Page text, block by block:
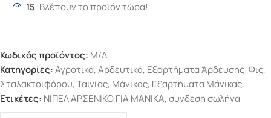
15 Βλέπουν το προϊόν τώρα!
Κωδικός προϊόντος: Μ/Δ
Κατηγορίες:Αγροτικά,Αρδευτικά, Εξαρτήματα Άρδευσης: Φις,
Σταλακτοιφόρου, Ταινίας, Μάνικας, Εξαρτήματα Μάνικας
Ετικέτες: ΝΙΠΕΛ ΑΡΣΕΝΙΚΟ ΓΙΑ ΜΑΝΙΚΑ,σύνδεση σωλήνα